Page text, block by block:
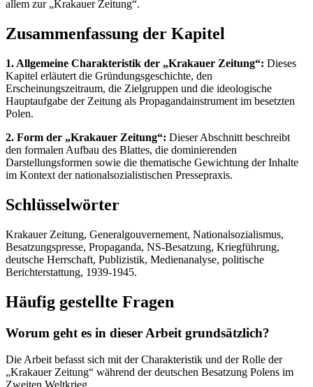
allem zur „Krakauer Zeitung“.
Zusammenfassung der Kapitel
1. Allgemeine Charakteristik der „Krakauer Zeitung“: Dieses
Kapitel erläutert die Gründungsgeschichte, den
Erscheinungszeitraum, die Zielgruppen und die ideologische
Hauptaufgabe der Zeitung als Propagandainstrument im besetzten
Polen.
2. Form der „Krakauer Zeitung“: Dieser Abschnitt beschreibt
den formalen Aufbau des Blattes, die dominierenden
Darstellungsformen sowie die thematische Gewichtung der Inhalte
im Kontext der nationalsozialistischen Pressepraxis.
Schlüsselwörter
Krakauer Zeitung, Generalgouvernement, Nationalsozialismus,
Besatzungspresse, Propaganda, NS-Besatzung, Kriegführung,
deutsche Herrschaft, Publizistik, Medienanalyse, politische
Berichterstattung, 1939-1945.
Häufig gestellte Fragen
Worum geht es in dieser Arbeit grundsätzlich?
Die Arbeit befasst sich mit der Charakteristik und der Rolle der
„Krakauer Zeitung“ während der deutschen Besatzung Polens im